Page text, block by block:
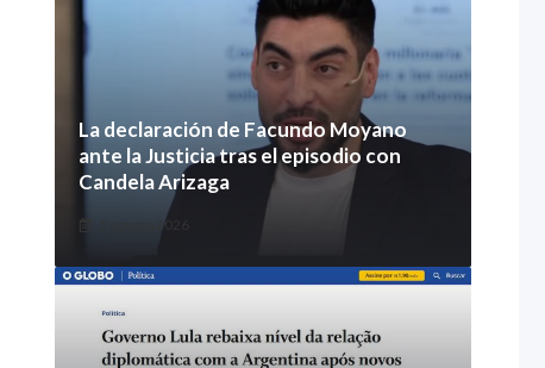
La declaración de Facundo Moyano
ante la Justicia tras el episodio con
Candela Arizaga
5 agosto 2026